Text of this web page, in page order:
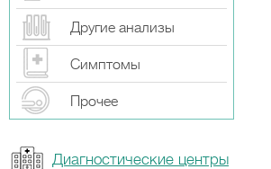
Другие анализы
Симптомы
Прочeе
Диагностические центры